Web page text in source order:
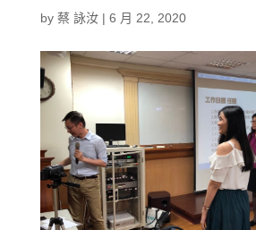
by 蔡 詠汝| 6 月 22, 2020